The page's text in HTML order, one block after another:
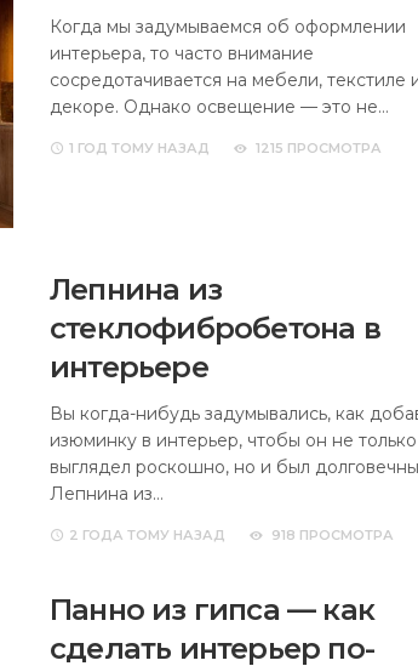
Когда мы задумываемся об оформлении
интерьера, то часто внимание
сосредотачивается на мебели, текстиле
декоре. Однако освещение — это не…
1 ГОД ТОМУ НАЗАД 1215 ПРОСМОТРА
Лепнина из
стеклофибробетона в
интерьере
Вы когда-нибудь задумывались, как
изюминку в интерьер, чтобы он не только
выглядел роскошно, но и был
Лепнина из…
2 ГОДА ТОМУ НАЗАД 918 ПРОСМОТРА
Панно из гипса — как
сделать интерьер по-